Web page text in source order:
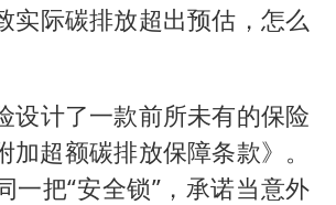
实际碳排放超出预估，怎么
设计了一款前所未有的保险
超额碳排放保障条款》。
一把“安全锁”，承诺当意外